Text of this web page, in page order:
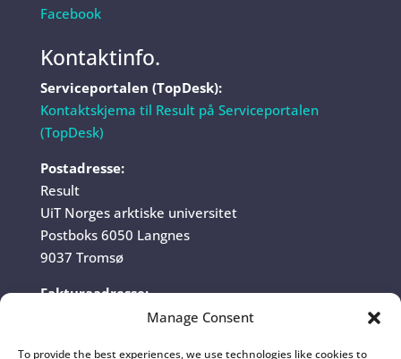
Manage Consent
To provide the best experiences, we use technologies like cookies to
Facebook
Kontaktinfo.
Serviceportalen (TopDesk):
Kontaktskjema til Result på Serviceportalen
(TopDesk)
Postadresse:
Result
UiT Norges arktiske universitet
Postboks 6050 Langnes
9037 Tromsø
Fakturaadresse:
UiT Norges arktiske universitet